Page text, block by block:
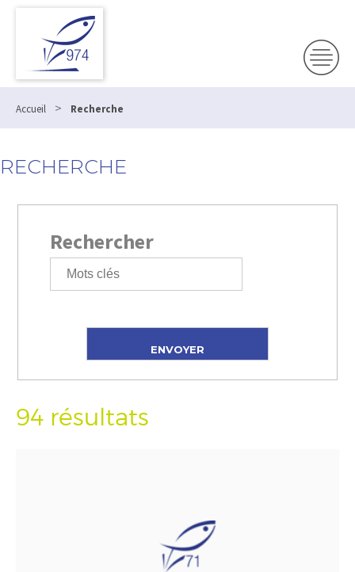
Accueil > Recherche
RECHERCHE
Rechercher
94 résultats